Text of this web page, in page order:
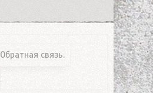
Обратная связь.